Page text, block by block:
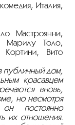
Италия,
Мастроянни,
Марилу Толо,
Вито
дом,
красавцем
вновь,
но несмотря
постоянно
их отношения.